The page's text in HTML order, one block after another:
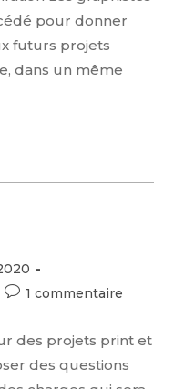
pour donner
futurs projets
dans un même
1 commentaire
des projets print et
des questions